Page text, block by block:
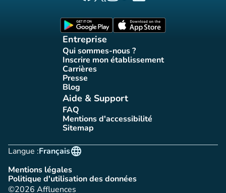
(nouvel onglet)
Entreprise
Qui sommes-nous ?
(nouvel onglet)
Inscrire mon établissement
(nouvel onglet)
Carrières(nouvel onglet)
Presse(nouvel onglet)
Blog(nouvel onglet)
Aide & Support
FAQ(nouvel onglet)
Mentions d'accessibilité
(nouvel onglet)
Sitemap(nouvel onglet)
Langue :
language
Français
Mentions légales
(nouvel onglet)
Politique d'utilisation des données
(nouvel onglet)
©2026 Affluences